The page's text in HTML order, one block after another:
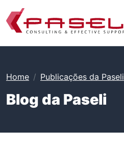
Home Publicações da Paseli
Blog da Paseli